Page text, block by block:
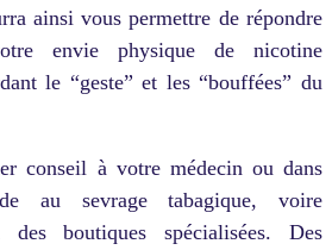
ainsi vous permettre de répondre
envie physique de nicotine
le “geste” et les “bouffées” du
conseil à votre médecin ou dans
au sevrage tabagique, voire
boutiques spécialisées. Des